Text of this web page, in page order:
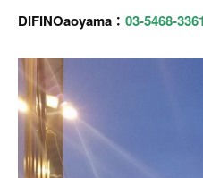
DIFINOaoyama： 03-5468-3361